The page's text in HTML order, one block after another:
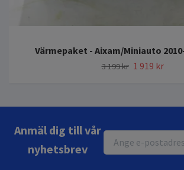
Värmepaket - Aixam/Miniauto
3 199 kr 1 919 kr
Anmäl dig till vår
nyhetsbrev